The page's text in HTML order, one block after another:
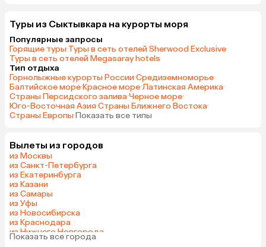
Туры из Сыктывкара на курорты моря
Популярные запросы
Горящие туры·Туры в сеть отелей Sherwood Exclusive·
Туры в сеть отелей Megasaray hotels
Тип отдыха
Горнолыжные курорты России·Средиземноморье·
Балтийское море·Красное море·Латинская Америка·
Страны Персидского залива·Черное море·
Юго-Восточная Азия·Страны Ближнего Востока·
Страны Европы·Показать все типы
Вылеты из городов
из Москвы
из Санкт-Петербурга
из Екатеринбурга
из Казани
из Самары
из Уфы
из Новосибирска
из Краснодара
из Нижнего Новгорода
из Перми
Показать все города